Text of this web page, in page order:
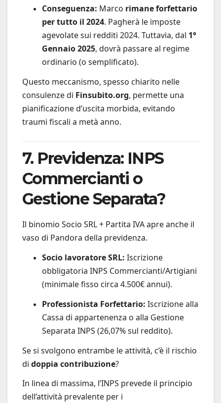
Conseguenza: Marco rimane forfettario
per tutto il 2024. Pagherà le imposte
agevolate sui redditi 2024. Tuttavia, dal 1°
Gennaio 2025, dovrà passare al regime
ordinario (o semplificato).
Questo meccanismo, spesso chiarito nelle
consulenze di Finsubito.org, permette una
pianificazione d’uscita morbida, evitando
traumi fiscali a metà anno.
7. Previdenza: INPS
Commercianti o
Gestione Separata?
Il binomio Socio SRL + Partita IVA apre anche il
vaso di Pandora della previdenza.
Socio lavoratore SRL: Iscrizione
obbligatoria INPS Commercianti/Artigiani
(minimale fisso circa 4.500€ annui).
Professionista Forfettario: Iscrizione alla
Cassa di appartenenza o alla Gestione
Separata INPS (26,07% sul reddito).
Se si svolgono entrambe le attività, c’è il rischio
di doppia contribuzione?
In linea di massima, l’INPS prevede il principio
dell’attività prevalente per i